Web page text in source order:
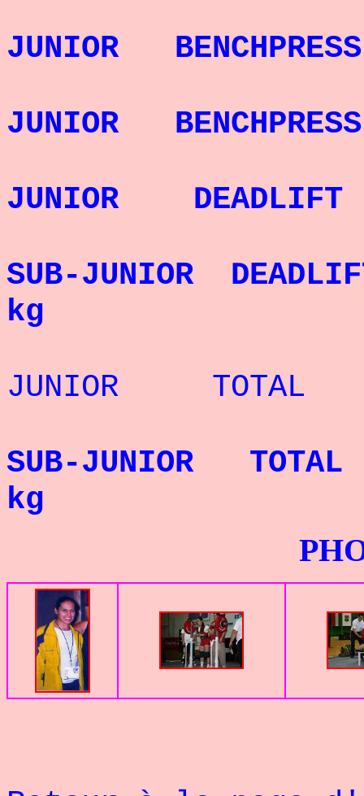
JUNIOR
JUNIOR
JUNIOR
SUB-JUNIOR
kg
JUNIOR TOTAL
SUB-JUNIOR
kg
PHOTOS